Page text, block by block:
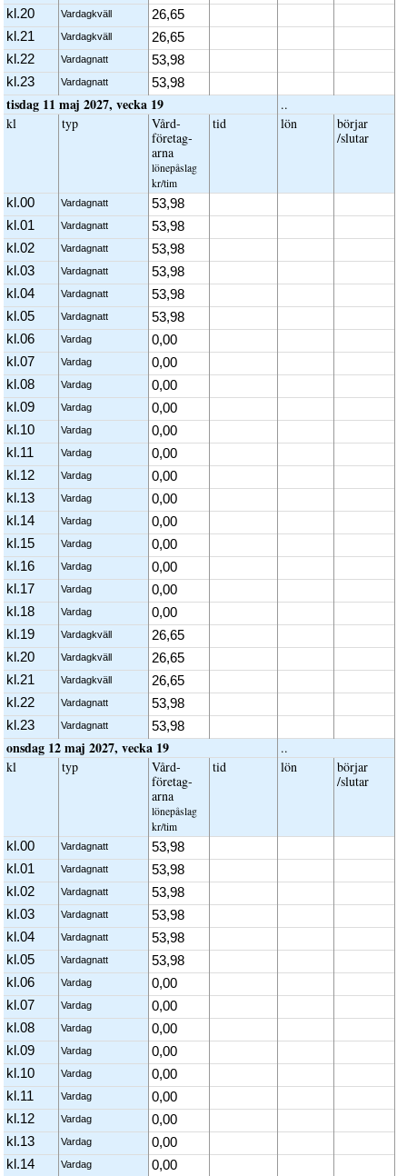
kl.20 Vardagkväll
26,65
kl.21
Vardagkväll
26,65
kl.22
Vardagnatt
53,98
kl.23
Vardagnatt 53,98
tisdag 11 maj 2027, vecka 19
..
kl
typ
Vård­
företag­
arna
löne­påslag
kr/tim
tid lön
börjar
/slutar
kl.00 Vardagnatt
53,98
kl.01
Vardagnatt
53,98
kl.02
Vardagnatt
53,98
kl.03
Vardagnatt
53,98
kl.04
Vardagnatt
53,98
kl.05
Vardagnatt
53,98
kl.06
Vardag
0,00
kl.07
Vardag
0,00
kl.08
Vardag
0,00
kl.09
Vardag
0,00
kl.10
Vardag
0,00
kl.11
Vardag
0,00
kl.12
Vardag
0,00
kl.13
Vardag
0,00
kl.14
Vardag
0,00
kl.15
Vardag
0,00
kl.16
Vardag
0,00
kl.17
Vardag
0,00
kl.18
Vardag
0,00
kl.19
Vardagkväll
26,65
kl.20
Vardagkväll
26,65
kl.21
Vardagkväll
26,65
kl.22
Vardagnatt
53,98
kl.23
Vardagnatt 53,98
onsdag 12 maj 2027, vecka 19
..
kl
typ
Vård­
företag­
arna
löne­påslag
kr/tim
tid lön
börjar
/slutar
kl.00 Vardagnatt
53,98
kl.01
Vardagnatt
53,98
kl.02
Vardagnatt
53,98
kl.03
Vardagnatt
53,98
kl.04
Vardagnatt
53,98
kl.05
Vardagnatt
53,98
kl.06
Vardag
0,00
kl.07
Vardag
0,00
kl.08
Vardag
0,00
kl.09
Vardag
0,00
kl.10
Vardag
0,00
kl.11
Vardag
0,00
kl.12
Vardag
0,00
kl.13
Vardag
0,00
kl.14
Vardag
0,00